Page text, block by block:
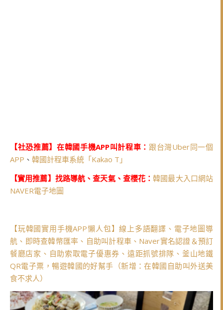
【社恐推薦】在韓國手機APP叫計程車： 跟台灣Uber同一個
APP 、 韓國計程車系統「Kakao T」
【實用推薦】找路導航、查天氣、查櫻花：韓國最大入口網站
NAVER電子地圖
【玩韓國實用手機APP懶人包】線上多語翻譯、電子地圖導
航、即時查韓幣匯率、自助叫計程車、Naver實名認證＆預訂
餐廳店家、自助索取電子優惠券、遠距抓號排隊、釜山地鐵
QR電子票，暢遊韓國的好幫手（新增：在韓國自助叫外送美
食不求人）